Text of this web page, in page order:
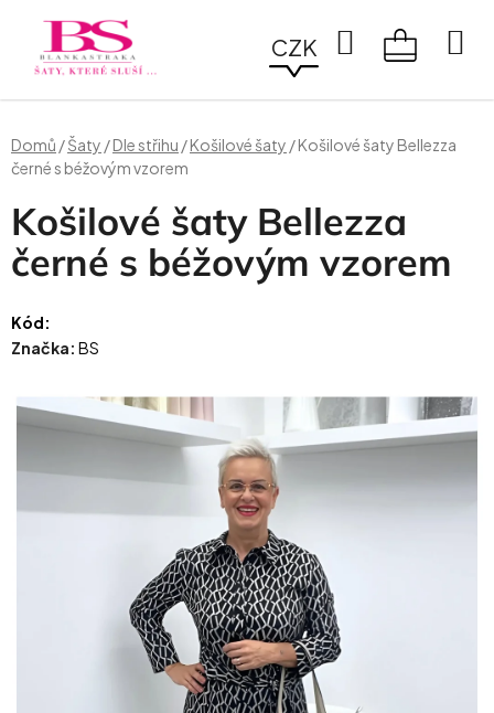
obsah
CZK
Hledat
Domů /Šaty /Dle střihu /Košilové šaty /Košilové šaty Bellezza
černé s béžovým vzorem
Košilové šaty Bellezza
černé s béžovým vzorem
Kód:
Značka: BS